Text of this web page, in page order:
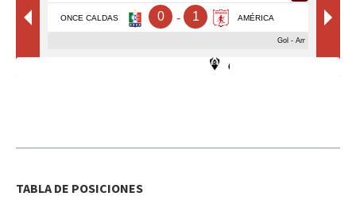
TABLA DE POSICIONES